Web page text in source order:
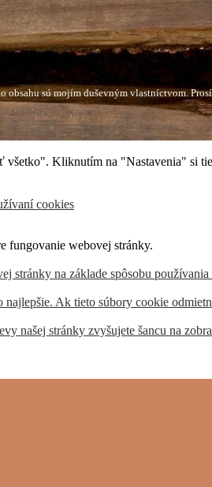
sú mojím duševným vlastníctvom.
Kliknutím na "Nastavenia" si
cookies
fungovanie webovej stránky.
stránky na základe spôsobu používania
najlepšie. Ak tieto súbory cookie
našej stránky zvyšujete šancu na